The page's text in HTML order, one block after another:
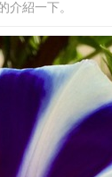
介紹一下。